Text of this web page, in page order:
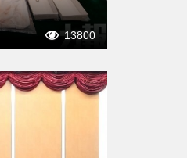
13800